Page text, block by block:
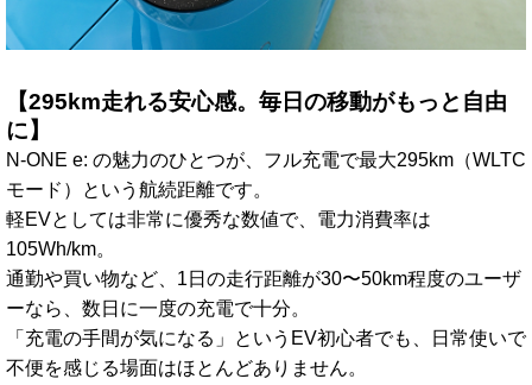
【295km走れる安心感。毎日の移動がもっと自由
に】
N-ONE e: の魅力のひとつが、フル充電で最大295km（WLTC
モード）という航続距離です。
軽EVとしては非常に優秀な数値で、電力消費率は
105Wh/km。
通勤や買い物など、1日の走行距離が30〜50km程度のユーザ
ーなら、数日に一度の充電で十分。
「充電の手間が気になる」というEV初心者でも、日常使いで
不便を感じる場面はほとんどありません。